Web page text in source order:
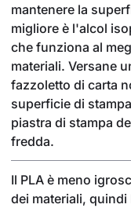
mantenere la
migliore è l'alcol
che funziona al
materiali. Versane
fazzoletto di carta
superficie di
piastra di stampa
fredda.
Il PLA è meno
dei materiali,